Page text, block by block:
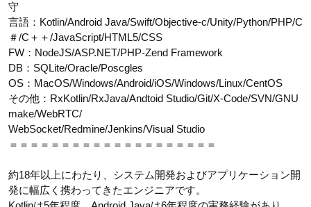
守
言語：Kotlin/Android Java/Swift/Objective-c/Unity/Python/PHP/C
＃/C＋＋/JavaScript/HTML5/CSS
FW：NodeJS/ASP.NET/PHP-Zend Framework
DB：SQLite/Oracle/Poscgles
OS：MacOS/Windows/Android/iOS/Windows/Linux/CentOS
その他：RxKotlin/RxJava/Andtoid Studio/Git/X-Code/SVN/GNU
make/WebRTC/
WebSocket/Redmine/Jenkins/Visual Studio
＝＝＝＝＝＝＝＝＝＝＝＝＝＝＝＝＝＝＝＝
約18年以上にわたり、システム開発およびアプリケーション開
発に幅広く携わってきたエンジニアです。